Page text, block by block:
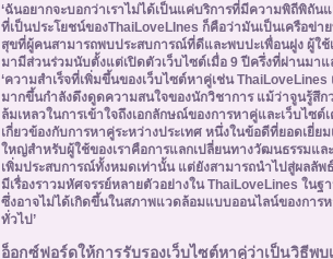
‘ฉันอยากจะบอกว่าเราไม่ได้เป็นแค่บริการที่มีความพิถีพิถัน
ที่เป็นประโยชน์ของThaiLoveLInes ก็คือว่ามันเป็นเครือข่
สุขที่ผู้คนสามารถพบประสบการณ์ที่ดีและพบปะเพื่อนฝูง ผู้ใช้
มามีส่วนร่วมนับตั้งแต่เปิดตัวเว็บไซต์เมื่อ 9 ปีครึ่งที่ผ่านมาแ
‘ความสำเร็จที่เพิ่มขึ้นของเว็บไซต์หาคู่เช่น
มากขึ้นกำลังดึงดูดความสนใจของนักวิชาการ แม้ว่าจูนรู้สึก
ล้มเหลวในการเข้าใจถึงเอกลักษณ์ของการหาคู่และเว็บไซต์
เกี่ยวข้องกับการหาคู่ระหว่างประเทศ หนึ่งในข้อดีที่ยอดเยี่ย
ใหญ่สำหรับผู้ใช้ของเราคือการแลกเปลี่ยนทางวัฒนธรรมแล
เพิ่มประสบการณ์ทั้งหมดเท่านั้น แต่ยังสามารถนำไปสู่ผลลัพ
มีเรื่องราวมหัศจรรย์หลายตัวอย่างใน ThaiLoveLines ในฐ
ซึ่งอาจไม่ได้เกิดขึ้นในสภาพแวดล้อมแบบออนไลน์ของกา
ทั่วไป’
อ็อกซ์ฟอร์ดให้การรับรองเว็บไซต์หาคู่ว่าเป็นวิธีพบ